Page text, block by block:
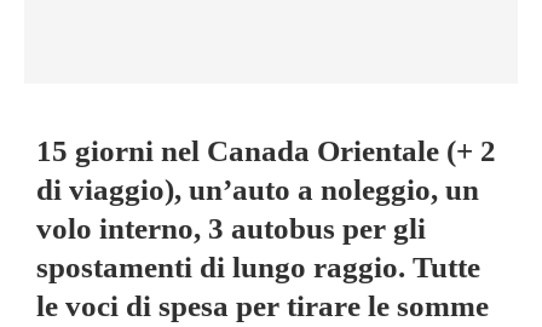
15 giorni nel Canada Orientale (+ 2
di viaggio), un’auto a noleggio, un
volo interno, 3 autobus per gli
spostamenti di lungo raggio. Tutte
le voci di spesa per tirare le somme